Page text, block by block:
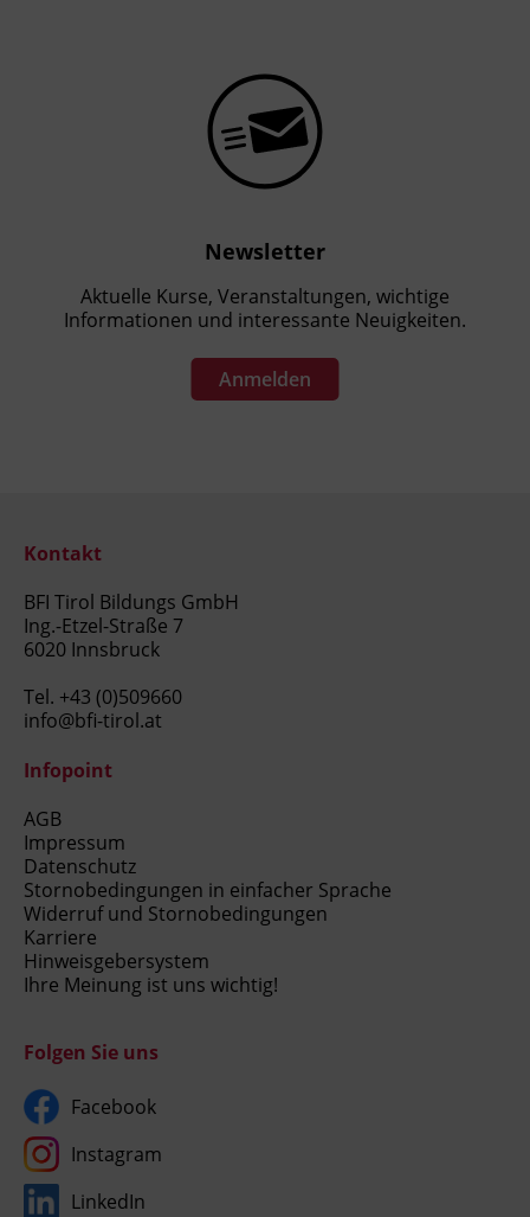
Newsletter
Aktuelle Kurse, Veranstaltungen, wichtige
Informationen und interessante Neuigkeiten.
Anmelden
Kontakt
BFI Tirol Bildungs GmbH
Ing.-Etzel-Straße 7
6020 Innsbruck
Tel. +43 (0)509660
info@bfi-tirol.at
Infopoint
AGB
Impressum
Datenschutz
Stornobedingungen in einfacher Sprache
Widerruf und Stornobedingungen
Karriere
Hinweisgebersystem
Ihre Meinung ist uns wichtig!
Folgen Sie uns
Facebook
Instagram
LinkedIn